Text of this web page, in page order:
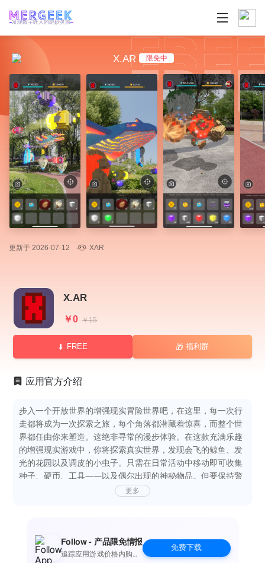
发现数字匠人的绝妙灵感
X.AR 限免中
更新于 2026-07-12 XAR
X.AR
￥0 ￥15
FREE 🎁 福利群
应用官方介绍
步入一个开放世界的增强现实冒险世界吧，在这里，每一次行
走都将成为一次探索之旅，每个角落都潜藏着惊喜，而整个世
界都任由你来塑造。这绝非寻常的漫步体验。在这款充满乐趣
的增强现实游戏中，你将探索真实世界，发现会飞的鲸鱼、发
光的花园以及调皮的小虫子。只需在日常活动中移动即可收集
种子、硬币、工具——以及偶尔出现的神秘物品。但要保持警
惕！你可能会遇到野生的怪物。当它们发起攻击时，你需要躲
的舞台。让你的公园成为你的游乐场。在虚拟花盆中播种种
子，看着它们绽放，并从花瓣中收获稀有的体积块。你永远不
更多
Follow - 产品限免情报
追踪应用游戏价格内购波
免费下载